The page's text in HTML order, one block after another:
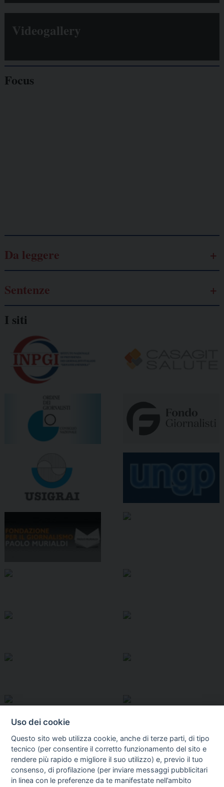
Videogallery
Focus
Da leggere
Sentenze
I siti
Uso dei cookie
Questo sito web utilizza cookie, anche di terze parti, di tipo
tecnico (per consentire il corretto funzionamento del sito e
rendere più rapido e migliore il suo utilizzo) e, previo il tuo
consenso, di profilazione (per inviare messaggi pubblicitari
in linea con le preferenze da te manifestate nell’ambito